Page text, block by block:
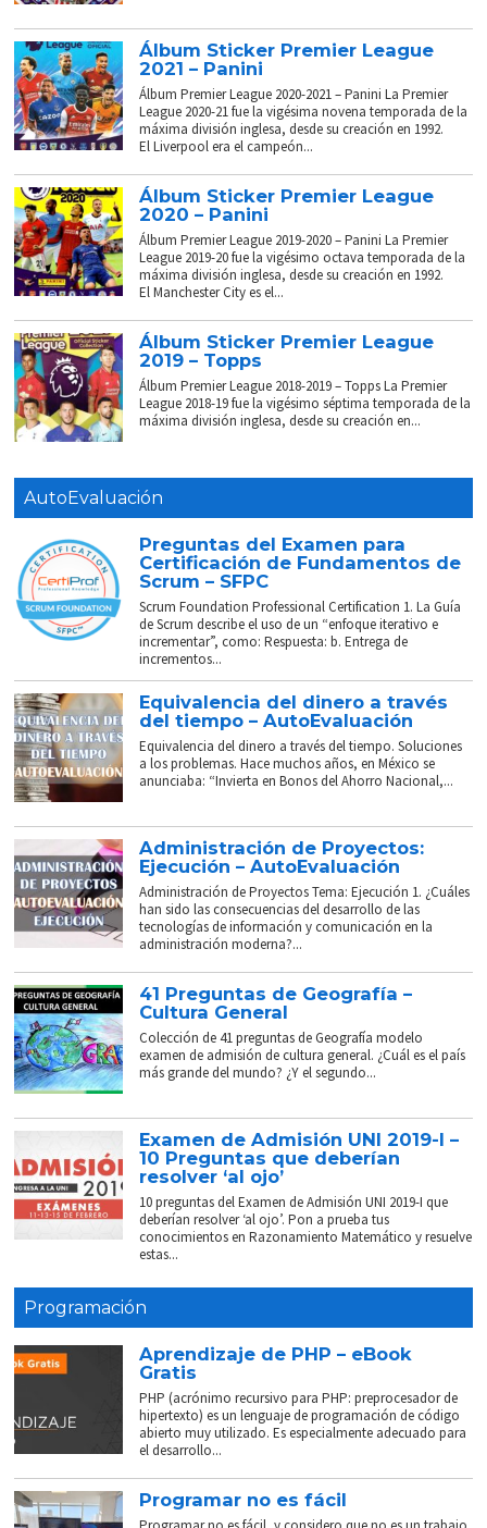
Álbum Sticker Premier League
2021 – Panini
Álbum Premier League 2020-2021 – Panini La Premier
League 2020-21 fue la vigésima novena temporada de la
máxima división inglesa, desde su creación en 1992.
El Liverpool era el campeón...
Álbum Sticker Premier League
2020 – Panini
Álbum Premier League 2019-2020 – Panini La Premier
League 2019-20 fue la vigésimo octava temporada de la
máxima división inglesa, desde su creación en 1992.
El Manchester City es el...
Álbum Sticker Premier League
2019 – Topps
Álbum Premier League 2018-2019 – Topps La Premier
League 2018-19 fue la vigésimo séptima temporada de la
máxima división inglesa, desde su creación en...
AutoEvaluación
Preguntas del Examen para
Certificación de Fundamentos de
Scrum – SFPC
Scrum Foundation Professional Certification 1. La Guía
de Scrum describe el uso de un “enfoque iterativo e
incrementar”, como: Respuesta: b. Entrega de
incrementos...
Equivalencia del dinero a través
del tiempo – AutoEvaluación
Equivalencia del dinero a través del tiempo. Soluciones
a los problemas. Hace muchos años, en México se
anunciaba: “Invierta en Bonos del Ahorro Nacional,...
Administración de Proyectos:
Ejecución – AutoEvaluación
Administración de Proyectos Tema: Ejecución 1. ¿Cuáles
han sido las consecuencias del desarrollo de las
tecnologías de información y comunicación en la
administración moderna?...
41 Preguntas de Geografía –
Cultura General
Colección de 41 preguntas de Geografía modelo
examen de admisión de cultura general. ¿Cuál es el país
más grande del mundo? ¿Y el segundo...
Examen de Admisión UNI 2019-I –
10 Preguntas que deberían
resolver ‘al ojo’
10 preguntas del Examen de Admisión UNI 2019-I que
deberían resolver ‘al ojo’. Pon a prueba tus
conocimientos en Razonamiento Matemático y resuelve
estas...
Programación
Aprendizaje de PHP – eBook
Gratis
PHP (acrónimo recursivo para PHP: preprocesador de
hipertexto) es un lenguaje de programación de código
abierto muy utilizado. Es especialmente adecuado para
el desarrollo...
Programar no es fácil